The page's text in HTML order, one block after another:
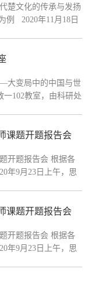
楚文化的传承与发扬
2020年11月18日
师杨薇老师开讲，
向全校师生所有年级
中，杨薇老师结合
大变局中的中国与世
一102教室，由科研处
教室无座位而站立听
球大势作出“百年未
青年大学生的思想特
课题开题报告会
开题报告会 根据各
年9月23日上午，思
课题开题报告会
开题报告会 根据各
年9月23日上午，思